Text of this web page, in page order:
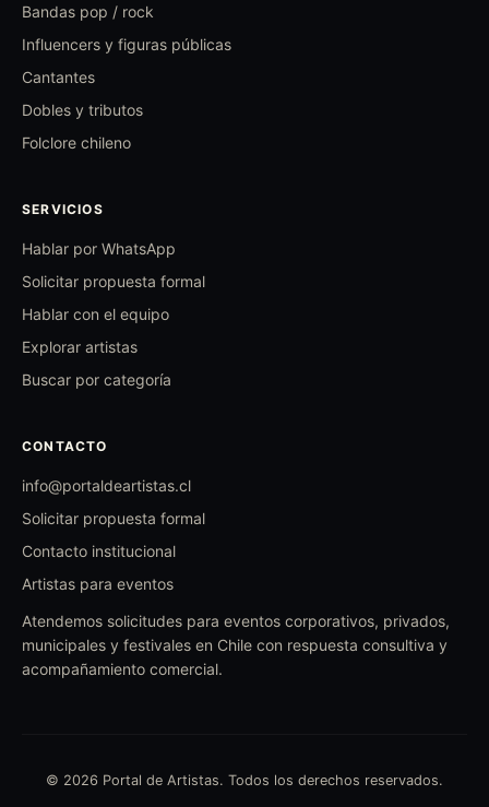
Bandas pop / rock
Influencers y figuras públicas
Cantantes
Dobles y tributos
Folclore chileno
SERVICIOS
Hablar por WhatsApp
Solicitar propuesta formal
Hablar con el equipo
Explorar artistas
Buscar por categoría
CONTACTO
info@portaldeartistas.cl
Solicitar propuesta formal
Contacto institucional
Artistas para eventos
Atendemos solicitudes para eventos corporativos, privados,
municipales y festivales en Chile con respuesta consultiva y
acompañamiento comercial.
© 2026 Portal de Artistas. Todos los derechos reservados.